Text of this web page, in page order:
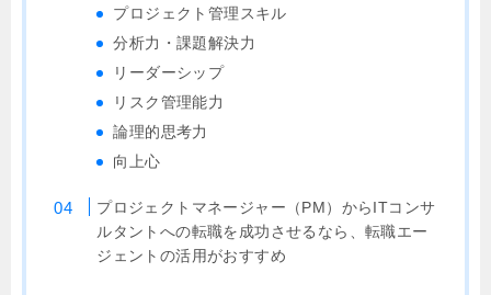
プロジェクト管理スキル
分析力・課題解決力
リーダーシップ
リスク管理能力
論理的思考力
向上心
プロジェクトマネージャー（PM）からITコンサ
ルタントへの転職を成功させるなら、転職エー
ジェントの活用がおすすめ